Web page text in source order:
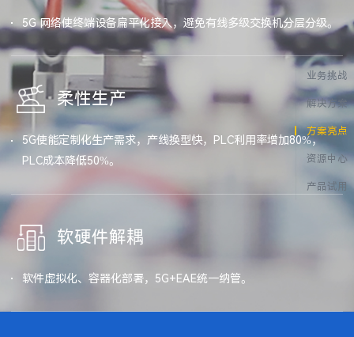
业务挑战
解决方案
方案亮点
资源中心
产品试用
5G 网络使终端设备扁平化接入，避免有线多级交换机分层分级。
柔性生产
5G使能定制化生产需求，产线换型快，PLC利用率增加80%，
PLC成本降低50%。
软硬件解耦
软件虚拟化、容器化部署，5G+EAE统一纳管。